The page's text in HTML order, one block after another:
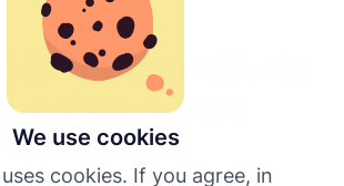
We use cookies
cookies. If you agree, in
Compatíveis
o Tachogram
crescente de dispositivos disponíveis